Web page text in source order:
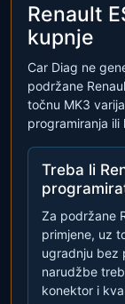
Renault
kupnje
Car Diag ne
podržane
točnu MK3
programiranja ili
Treba li
Za podržane
primjene, uz
ugradnju bez
narudžbe
konektor i